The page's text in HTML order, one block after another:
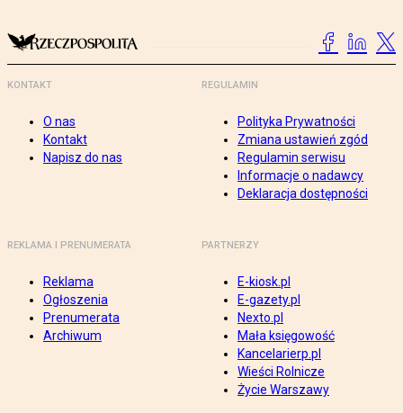
KONTAKT
O nas
Kontakt
Napisz do nas
REGULAMIN
Polityka Prywatności
Zmiana ustawień zgód
Regulamin serwisu
Informacje o nadawcy
Deklaracja dostępności
REKLAMA I PRENUMERATA
Reklama
Ogłoszenia
Prenumerata
Archiwum
PARTNERZY
E-kiosk.pl
E-gazety.pl
Nexto.pl
Mała księgowość
Kancelarierp.pl
Wieści Rolnicze
Życie Warszawy